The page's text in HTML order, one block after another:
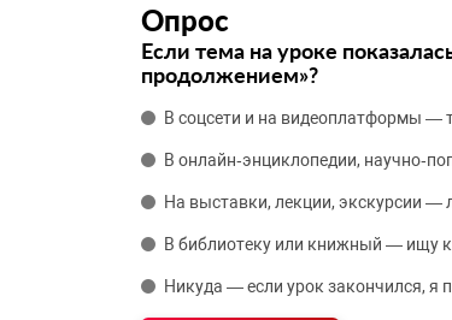
Опрос
Если тема на уроке
продолжением»?
В соцсети и на видеоплатформы —
В онлайн‑энциклопедии,
На выставки, лекции, экскурсии
В библиотеку или книжный — ищу
Никуда — если урок закончился, я